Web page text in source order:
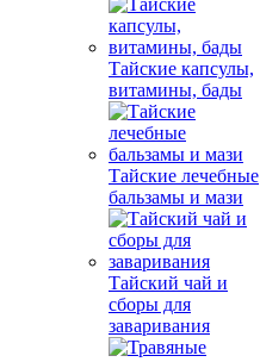
Тайские капсулы,
витамины, бады
Тайские лечебные
бальзамы и мази
Тайский чай и
сборы для
заваривания